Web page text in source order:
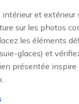
et extérieur
sur les photos
les éléments
glaces) et
présentée